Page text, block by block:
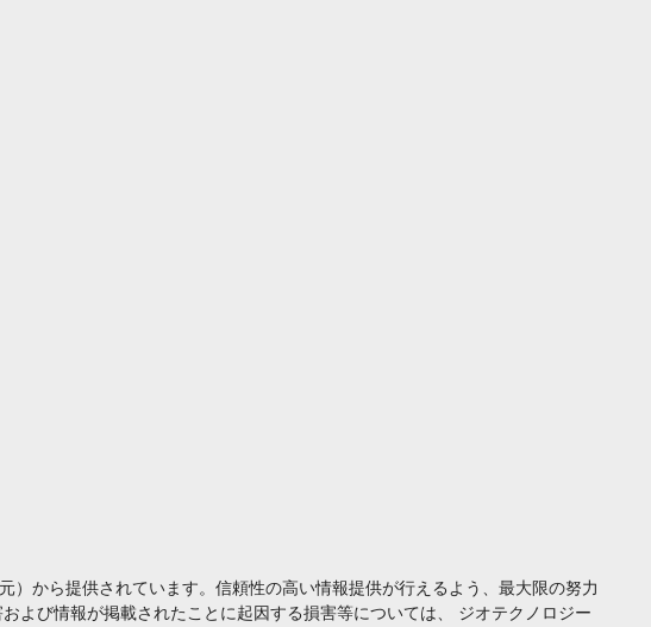
から提供されています。信頼性の高い情報提供が行えるよう、最大限の努力
よび情報が掲載されたことに起因する損害等については、 ジオテクノロジー